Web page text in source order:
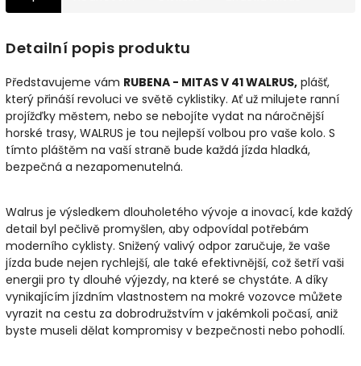
Detailní popis produktu
Představujeme vám RUBENA - MITAS V 41 WALRUS, plášť,
který přináší revoluci ve světě cyklistiky. Ať už milujete ranní
projížďky městem, nebo se nebojíte vydat na náročnější
horské trasy, WALRUS je tou nejlepší volbou pro vaše kolo. S
tímto pláštěm na vaší straně bude každá jízda hladká,
bezpečná a nezapomenutelná.
Walrus je výsledkem dlouholetého vývoje a inovací, kde každý
detail byl pečlivě promyšlen, aby odpovídal potřebám
moderního cyklisty. Snižený valivý odpor zaručuje, že vaše
jízda bude nejen rychlejší, ale také efektivnější, což šetří vaši
energii pro ty dlouhé výjezdy, na které se chystáte. A díky
vynikajícím jízdním vlastnostem na mokré vozovce můžete
vyrazit na cestu za dobrodružstvím v jakémkoli počasí, aniž
byste museli dělat kompromisy v bezpečnosti nebo pohodlí.